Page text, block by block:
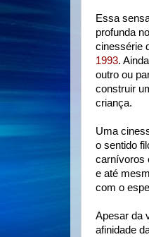
Essa
profunda
cinessérie
1993.
outro ou
construir
criança.
Uma
o sentido
carnívoros
e até
com o
Apesar da
afinidade